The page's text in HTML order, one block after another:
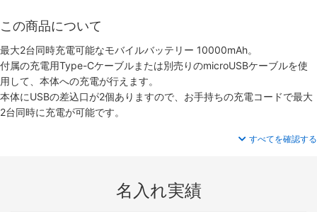
この商品について
最大2台同時充電可能なモバイルバッテリー 10000mAh。
付属の充電用Type-Cケーブルまたは別売りのmicroUSBケーブルを使
用して、本体への充電が行えます。
本体にUSBの差込口が2個ありますので、お手持ちの充電コードで最大
2台同時に充電が可能です。
すべてを確認する
名入れ実績